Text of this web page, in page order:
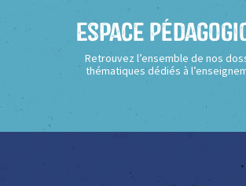
Espace
Retrouvez l’ensemble de nos
thématiques dédiés à